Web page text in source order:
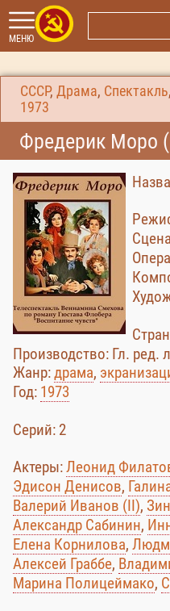
МЕНЮ
СССР, Драма, Спектакль,
1973
Фредерик Моро
Производство: Гл. ред.
Жанр:драма,
Год: 1973
Cерий: 2
Актеры:Леонид
Эдисон Денисов,
Валерий Иванов (II),
Александр Сабинин,
Елена Корнилова,
Алексей Граббе,
Марина Полицеймако,